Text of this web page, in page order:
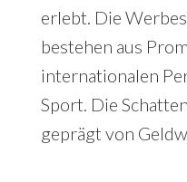
erlebt. Die
bestehen aus
internationalen
Sport. Die
geprägt von